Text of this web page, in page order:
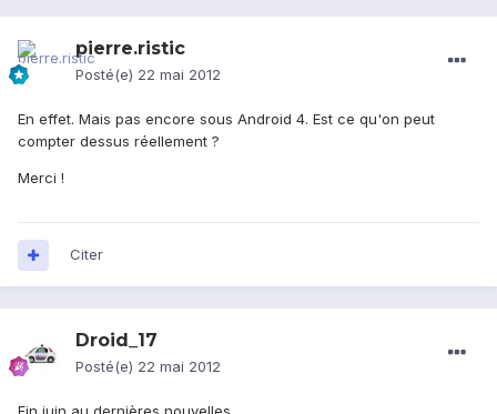
pierre.ristic
Posté(e) 22 mai 2012
En effet. Mais pas encore sous Android 4. Est ce qu'on peut
compter dessus réellement ?
Merci !
Citer
Droid_17
Posté(e) 22 mai 2012